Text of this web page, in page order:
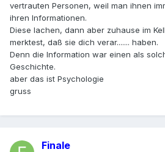
vertrauten Personen, weil man ihnen
ihren Informationen.
Diese lachen, dann aber zuhause im
merktest, daß sie dich verar....... haben.
Denn die Information war einen als
Geschichte.
aber das ist Psychologie
gruss
Finale